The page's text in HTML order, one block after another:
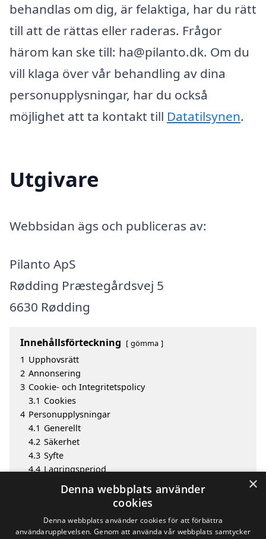
behandlas om dig, är felaktiga, har du rätt
till att de rättas eller raderas. Frågor
härom kan ske till: ha@pilanto.dk. Om du
vill klaga över vår behandling av dina
personupplysningar, har du också
möjlighet att ta kontakt till Datatilsynen.
Utgivare
Webbsidan ägs och publiceras av:
Pilanto ApS
Rødding Præstegårdsvej 5
6630 Rødding
Innehållsförteckning gömma
1 Upphovsrätt
2 Annonsering
3 Cookie- och Integritetspolicy
3.1 Cookies
4 Personupplysningar
4.1 Generellt
4.2 Säkerhet
4.3 Syfte
4.4 Lagringsperiod
Offentliggörande av information
Invändningar och klagomål
×
Denna webbplats använder
cookies
Denna webbplats använder cookies för att förbättra
användarupplevelsen. Genom att använda vår webbplats samtycker